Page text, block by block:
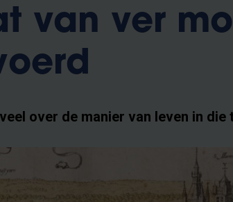
van ver
over de manier van leven in die